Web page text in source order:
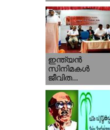
ഇന്ത്യന്‍
സിനിമകള്‍
ജീവിത...